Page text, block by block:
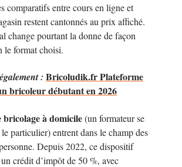
comparatifs entre cours en ligne et
restent cantonnés au prix affiché.
change pourtant la donne de façon
le format choisi.
: Bricoludik.fr Plateforme
bricoleur débutant en 2026
bricolage à domicile(un formateur se
particulier) entrent dans le champ des
Depuis 2022, ce dispositif
crédit d’impôt de 50 %, avec